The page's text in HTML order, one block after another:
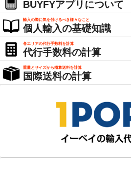
BUYFYアプリについて
輸入の際に気を付けるべき様々なこと
個人輸入の基礎知識
各エリアの代行手数料を計算
代行手数料の計算
重量とサイズから概算送料を計算
国際送料の計算